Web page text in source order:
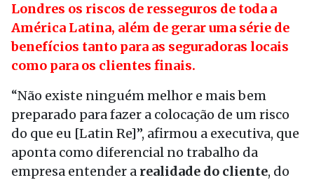
Londres os riscos de resseguros de toda a
América Latina, além de gerar uma série de
benefícios tanto para as seguradoras locais
como para os clientes finais.
“Não existe ninguém melhor e mais bem
preparado para fazer a colocação de um risco
do que eu [Latin Re]”, afirmou a executiva, que
aponta como diferencial no trabalho da
empresa entender a realidade do cliente, do